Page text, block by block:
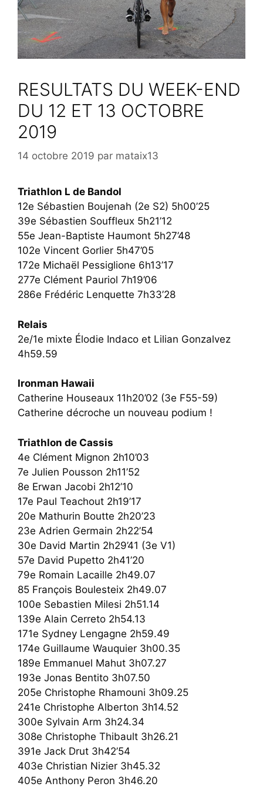
RESULTATS DU WEEK-END
DU 12 ET 13 OCTOBRE
2019
14 octobre 2019 par mataix13
Triathlon L de Bandol
12e Sébastien Boujenah (2e S2) 5h00’25
39e Sébastien Souffleux 5h21’12
55e Jean-Baptiste Haumont 5h27’48
102e Vincent Gorlier 5h47’05
172e Michaël Pessiglione 6h13’17
277e Clément Pauriol 7h19’06
286e Frédéric Lenquette 7h33’28
Relais
2e/1e mixte Élodie Indaco et Lilian Gonzalvez
4h59.59
Ironman Hawaii
Catherine Houseaux 11h20’02 (3e F55-59)
Catherine décroche un nouveau podium !
Triathlon de Cassis
4e Clément Mignon 2h10’03
7e Julien Pousson 2h11’52
8e Erwan Jacobi 2h12’10
17e Paul Teachout 2h19’17
20e Mathurin Boutte 2h20’23
23e Adrien Germain 2h22’54
30e David Martin 2h29’41 (3e V1)
57e David Pupetto 2h41’20
79e Romain Lacaille 2h49.07
85 François Boulesteix 2h49.07
100e Sebastien Milesi 2h51.14
139e Alain Cerreto 2h54.13
171e Sydney Lengagne 2h59.49
174e Guillaume Wauquier 3h00.35
189e Emmanuel Mahut 3h07.27
193e Jonas Bentito 3h07.50
205e Christophe Rhamouni 3h09.25
241e Christophe Alberton 3h14.52
300e Sylvain Arm 3h24.34
308e Christophe Thibault 3h26.21
391e Jack Drut 3h42’54
403e Christian Nizier 3h45.32
405e Anthony Peron 3h46.20